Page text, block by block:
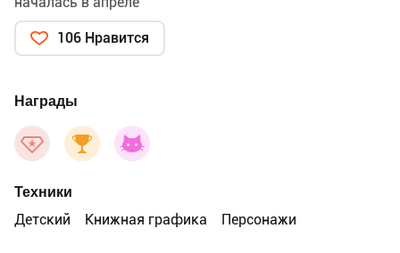
106 Нравится
Награды
Техники
Детский
Книжная графика Персонажи